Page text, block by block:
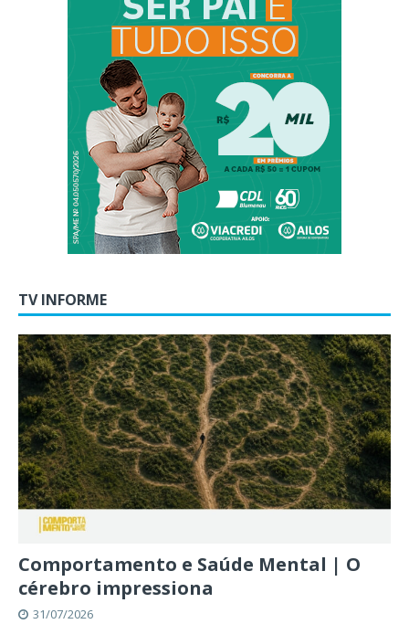
TV INFORME
Comportamento e Saúde Mental | O
cérebro impressiona
31/07/2026